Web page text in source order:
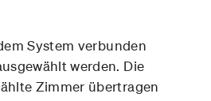
System verbunden
werden. Die
Zimmer übertragen